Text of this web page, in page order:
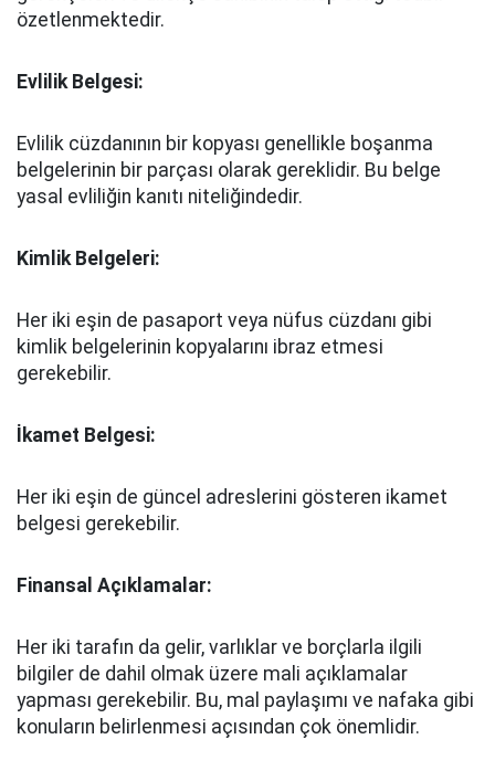
özetlenmektedir.
Evlilik Belgesi:
Evlilik cüzdanının bir kopyası genellikle boşanma
belgelerinin bir parçası olarak gereklidir. Bu belge
yasal evliliğin kanıtı niteliğindedir.
Kimlik Belgeleri:
Her iki eşin de pasaport veya nüfus cüzdanı gibi
kimlik belgelerinin kopyalarını ibraz etmesi
gerekebilir.
İkamet Belgesi:
Her iki eşin de güncel adreslerini gösteren ikamet
belgesi gerekebilir.
Finansal Açıklamalar:
Her iki tarafın da gelir, varlıklar ve borçlarla ilgili
bilgiler de dahil olmak üzere mali açıklamalar
yapması gerekebilir. Bu, mal paylaşımı ve nafaka gibi
konuların belirlenmesi açısından çok önemlidir.